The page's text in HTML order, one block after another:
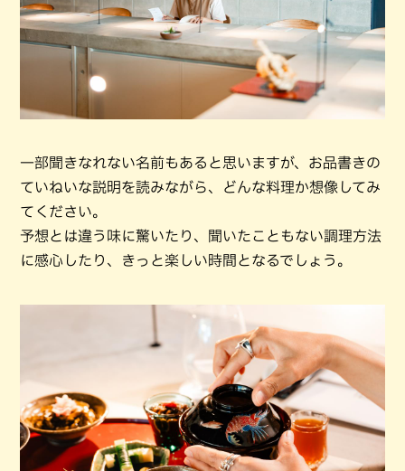
一部聞きなれない名前もあると思いますが、お品書きの
ていねいな説明を読みながら、どんな料理か想像してみ
てください。
予想とは違う味に驚いたり、聞いたこともない調理方法
に感心したり、きっと楽しい時間となるでしょう。